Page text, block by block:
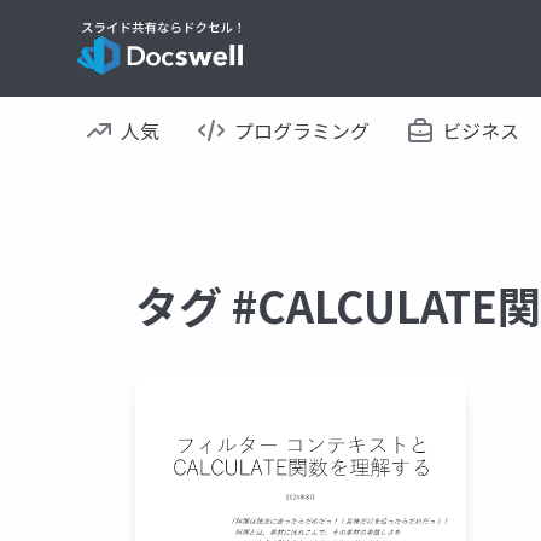
人気 プログラミング ビジネス
タグ #CALCULATE